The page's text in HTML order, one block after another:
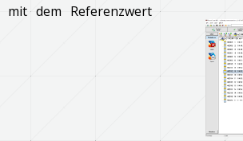
dem Referenzwert